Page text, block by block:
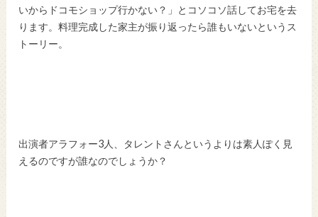
いからドコモショップ行かない？」とコソコソ話してお宅を去
ります。料理完成した家主が振り返ったら誰もいないというス
トーリー。
出演者アラフォー3人、タレントさんというよりは素人ぽく見
えるのですが誰なのでしょうか？